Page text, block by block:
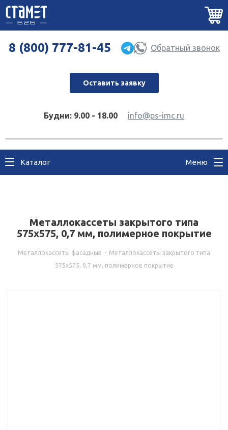
8 (800) 777-81-45 Обратный звонок
Оставить заявку
Будни: 9.00 - 18.00 info@ps-imc.ru
Каталог Меню
Металлокассеты закрытого типа
575х575, 0,7 мм, полимерное покрытие
Металлокассеты фасадные - Металлокассеты закрытого типа
575х575, 0,7 мм, полимерное покрытие